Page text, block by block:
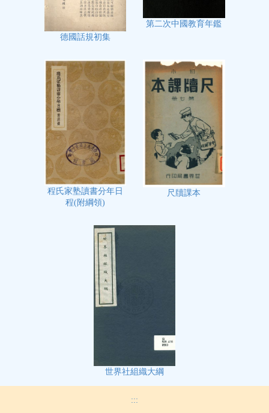
德國話規初集
第二次中國教育年鑑
程氏家塾讀書分年日
程(附綱領)
尺牘課本
世界社組織大綱
:::